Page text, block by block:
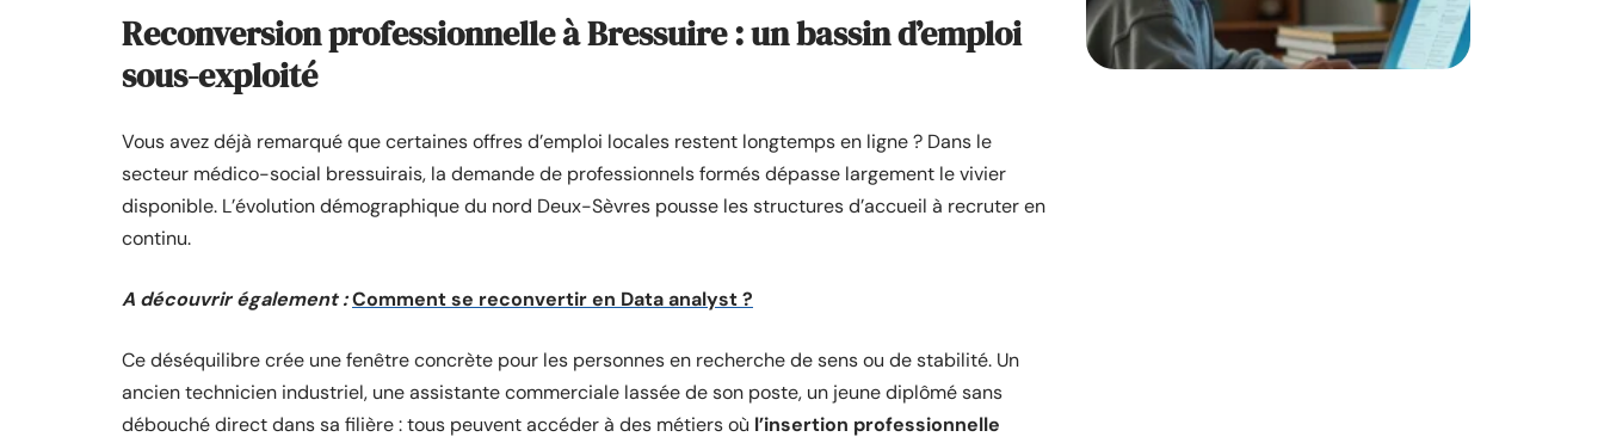
Reconversion professionnelle à Bressuire : un bassin d’emploi
sous-exploité
Vous avez déjà remarqué que certaines offres d’emploi locales restent longtemps en ligne ? Dans le
secteur médico-social bressuirais, la demande de professionnels formés dépasse largement le vivier
disponible. L’évolution démographique du nord Deux-Sèvres pousse les structures d’accueil à recruter en
continu.
A découvrir également :Comment se reconvertir en Data analyst ?
Ce déséquilibre crée une fenêtre concrète pour les personnes en recherche de sens ou de stabilité. Un
ancien technicien industriel, une assistante commerciale lassée de son poste, un jeune diplômé sans
débouché direct dans sa filière : tous peuvent accéder à des métiers où l’insertion professionnelle